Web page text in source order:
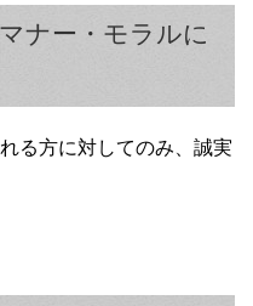
ナー・モラルに
る方に対してのみ、誠実